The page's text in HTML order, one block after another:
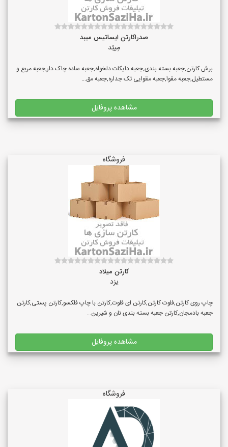
صدراکارتن ایساتیس میبد
مِیبُد
برش کارتن,جعبه بسته بندی,جعبه دایکات دلخواه,جعبه ساده چاک دار,جعبه مربع و
مستطیل,جعبه مقوا,جعبه‌ مقوایی تک جداره,جعبه مق...
مشاهده پروفایل
فروشگاه
کارتن میلاد
یزد
چاپ روی کارتن,فلوت کارتن,کارتن ای فلوت,کارتن با چاپ فلکسو,کارتن پستی,کارتن
جعبه بادمجان,کارتن جعبه بسته بندی نان و شیرین...
مشاهده پروفایل
فروشگاه